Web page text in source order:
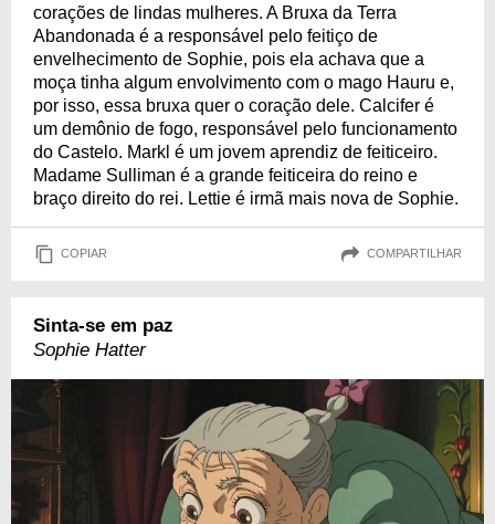
corações de lindas mulheres. A Bruxa da Terra
Abandonada é a responsável pelo feitiço de
envelhecimento de Sophie, pois ela achava que a
moça tinha algum envolvimento com o mago Hauru e,
por isso, essa bruxa quer o coração dele. Calcifer é
um demônio de fogo, responsável pelo funcionamento
do Castelo. Markl é um jovem aprendiz de feiticeiro.
Madame Sulliman é a grande feiticeira do reino e
braço direito do rei. Lettie é irmã mais nova de Sophie.
COPIAR COMPARTILHAR
Sinta-se em paz
Sophie Hatter